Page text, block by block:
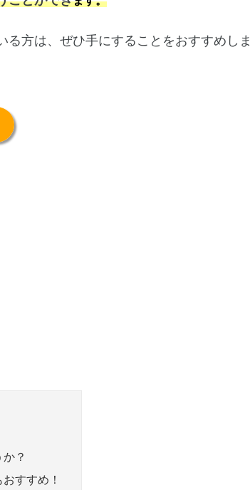
方は、ぜひ手にすることをおすすめしま
？
すすめ！